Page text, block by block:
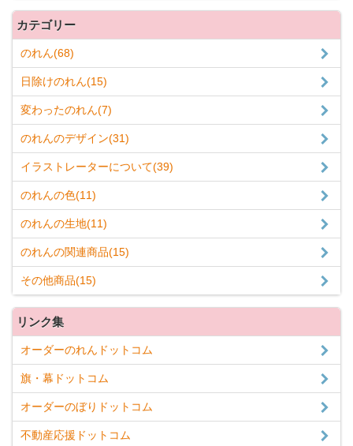
カテゴリー
のれん(68)
日除けのれん(15)
変わったのれん(7)
のれんのデザイン(31)
イラストレーターについて(39)
のれんの色(11)
のれんの生地(11)
のれんの関連商品(15)
その他商品(15)
リンク集
オーダーのれんドットコム
旗・幕ドットコム
オーダーのぼりドットコム
不動産応援ドットコム